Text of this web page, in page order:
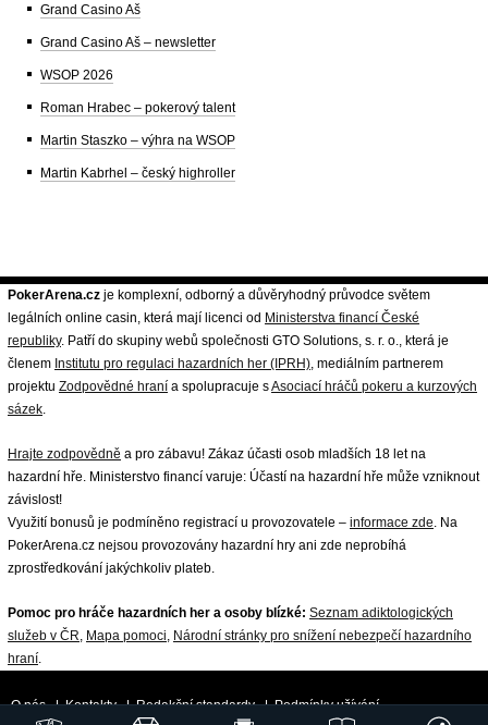
Grand Casino Aš
Grand Casino Aš – newsletter
WSOP 2026
Roman Hrabec – pokerový talent
Martin Staszko – výhra na WSOP
Martin Kabrhel – český highroller
PokerArena.cz je komplexní, odborný a důvěryhodný průvodce světem
legálních online casin, která mají licenci od Ministerstva financí České
republiky. Patří do skupiny webů společnosti GTO Solutions, s. r. o., která je
členem Institutu pro regulaci hazardních her (IPRH) , mediálním partnerem
projektu Zodpovědné hraní a spolupracuje sAsociací hráčů pokeru a kurzových
sázek
Hrajte zodpovědně a pro zábavu! Zákaz účasti osob mladších 18 let na
hazardní hře. Ministerstvo financí varuje: Účastí na hazardní hře může vzniknout
závislost!
Využití bonusů je podmíněno registrací u provozovatele – informace zde . Na
PokerArena.cz nejsou provozovány hazardní hry ani zde neprobíhá
zprostředkování jakýchkoliv plateb.
Pomoc pro hráče hazardních her a osoby blízké: Seznam adiktologických
služeb v ČR Mapa pomoci Národní stránky pro snížení nebezpečí hazardního
hraní
O nás|Kontakty|Redakční standardy|Podmínky užívání